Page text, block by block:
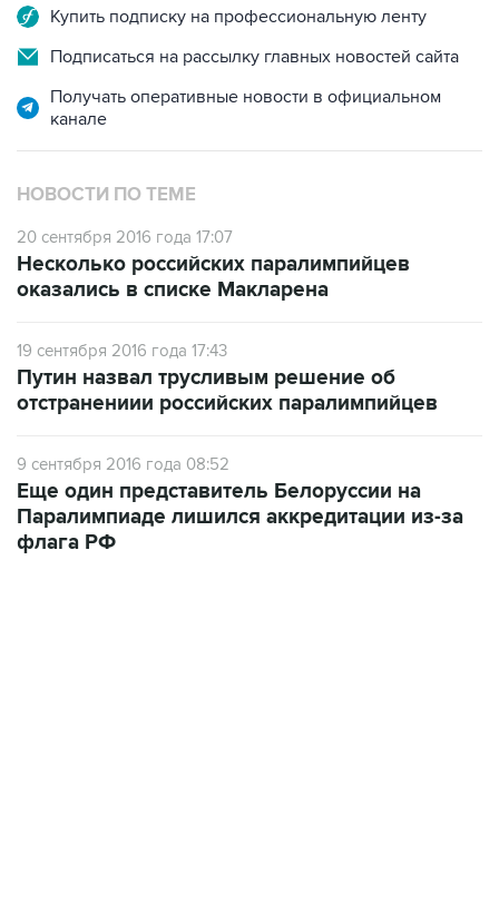
Купить подписку на профессиональную ленту
Подписаться на рассылку главных новостей сайта
Получать оперативные новости в официальном
канале
НОВОСТИ ПО ТЕМЕ
20 сентября 2016 года 17:07
Несколько российских паралимпийцев
оказались в списке Макларена
19 сентября 2016 года 17:43
Путин назвал трусливым решение об
отстранениии российских паралимпийцев
9 сентября 2016 года 08:52
Еще один представитель Белоруссии на
Паралимпиаде лишился аккредитации из-за
флага РФ